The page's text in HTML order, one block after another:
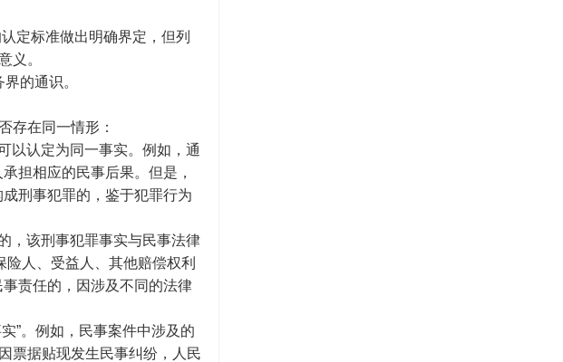
定标准做出明确界定，但列
义。
的通识。
存在同一情形：
以认定为同一事实。例如，通
担相应的民事后果。但是，
刑事犯罪的，鉴于犯罪行为
，该刑事犯罪事实与民事法律
险人、受益人、其他赔偿权利
责任的，因涉及不同的法律
”。例如，民事案件中涉及的
票据贴现发生民事纠纷，人民